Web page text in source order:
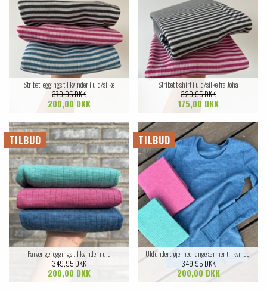
Stribet leggings til kvinder i uld/silke
379,95 DKK
200,00 DKK
Stribet t-shirt i uld/silke fra Joha
329,95 DKK
175,00 DKK
TILBUD
Farverige leggings til kvinder i uld
349,95 DKK
200,00 DKK
TILBUD
Uldundertrøje med lange ærmer til kvinder
349,95 DKK
200,00 DKK